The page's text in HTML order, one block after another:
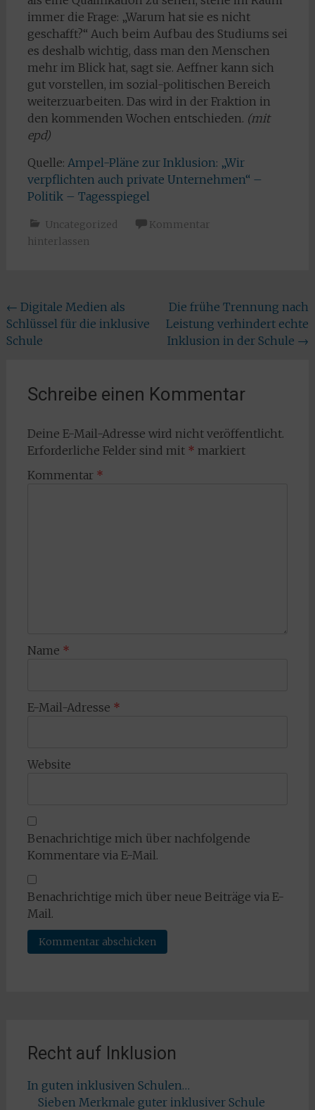
immer die Frage: „Warum hat sie es nicht
geschafft?“ Auch beim Aufbau des Studiums sei
es deshalb wichtig, dass man den Menschen
mehr im Blick hat, sagt sie. Aeffner kann sich
gut vorstellen, im sozial-politischen Bereich
weiterzuarbeiten. Das wird in der Fraktion in
den kommenden Wochen entschieden. (mit
epd)
Quelle: Ampel-Pläne zur Inklusion: „Wir
verpflichten auch private Unternehmen“ –
Politik – Tagesspiegel
Uncategorized
Kommentar
hinterlassen
Beitragsnavigation
← Digitale Medien als
Schlüssel für die inklusive
Schule
Die frühe Trennung nach
Leistung verhindert echte
Inklusion in der Schule →
Schreibe einen Kommentar
Deine E-Mail-Adresse wird nicht veröffentlicht.
Erforderliche Felder sind mit * markiert
Kommentar *
Name *
E-Mail-Adresse *
Website
Benachrichtige mich über nachfolgende
Kommentare via E-Mail.
Benachrichtige mich über neue Beiträge via E-
Mail.
Recht auf Inklusion
In guten inklusiven Schulen…
Sieben Merkmale guter inklusiver Schule